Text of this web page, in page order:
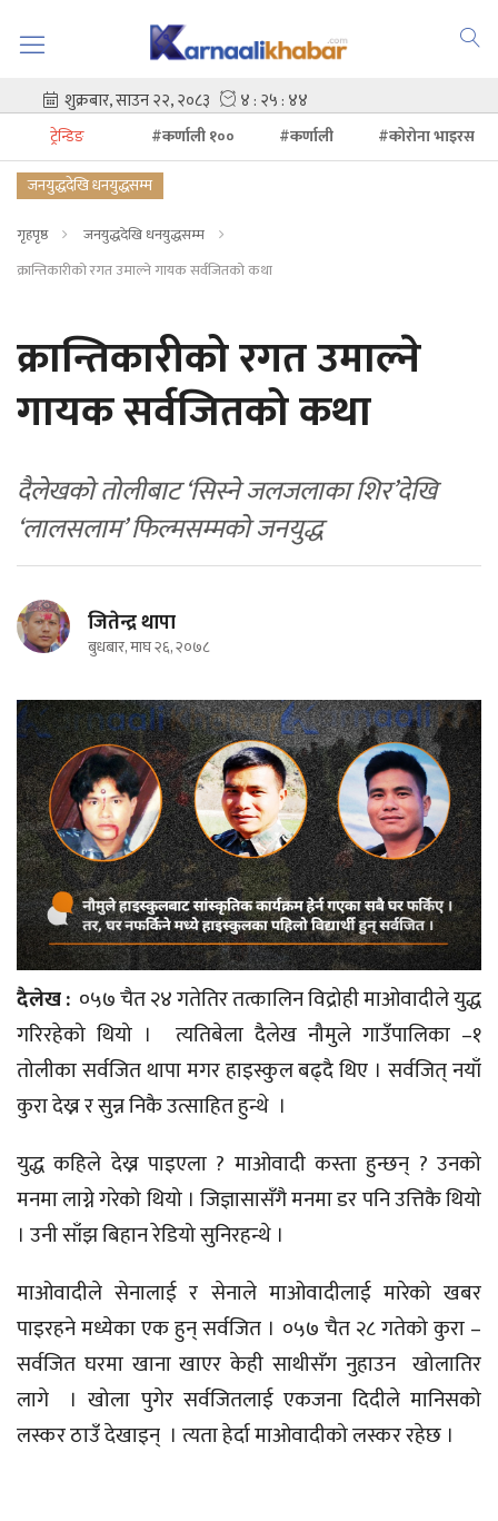
ट्रेन्डिङ #कर्णाली १०० #कर्णाली
#कोरोना भाइरस
जनयुद्धदेखि धनयुद्धसम्म
गृहपृष्ठ
जनयुद्धदेखि धनयुद्धसम्म
क्रान्तिकारीको रगत उमाल्ने गायक सर्वजितको कथा
क्रान्तिकारीको रगत उमाल्ने
गायक सर्वजितको कथा
दैलेखको तोलीबाट ‘सिस्ने जलजलाका शिर’देखि
‘लालसलाम’ फिल्मसम्मको जनयुद्ध
जितेन्द्र थापा
बुधबार, माघ २६, २०७८
दैलेख : ०५७ चैत २४ गतेतिर तत्कालिन विद्रोही माओवादीले युद्ध
गरिरहेको थियो । त्यतिबेला दैलेख नौमुले गाउँपालिका –१
तोलीका सर्वजित थापा मगर हाइस्कुल बढ्दै थिए । सर्वजित् नयाँ
कुरा देख्न र सुन्न निकै उत्साहित हुन्थे ।
युद्ध कहिले देख्न पाइएला ? माओवादी कस्ता हुन्छन् ? उनको
मनमा लाग्ने गरेको थियो । जिज्ञासासँगै मनमा डर पनि उत्तिकै थियो
। उनी साँझ बिहान रेडियो सुनिरहन्थे ।
माओवादीले सेनालाई र सेनाले माओवादीलाई मारेको खबर
पाइरहने मध्येका एक हुन् सर्वजित । ०५७ चैत २८ गतेको कुरा –
सर्वजित घरमा खाना खाएर केही साथीसँग नुहाउन खोलातिर
लागे । खोला पुगेर सर्वजितलाई एकजना दिदीले मानिसको
लस्कर ठाउँ देखाइन् । त्यता हेर्दा माओवादीको लस्कर रहेछ ।